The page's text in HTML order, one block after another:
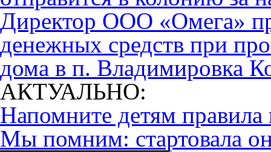
Директор ООО «Омега»
денежных средств при
дома в п. Владимировка
АКТУАЛЬНО:
Напомните детям правила
Мы помним: стартовала